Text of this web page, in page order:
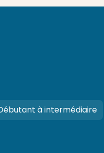
à intermédiaire